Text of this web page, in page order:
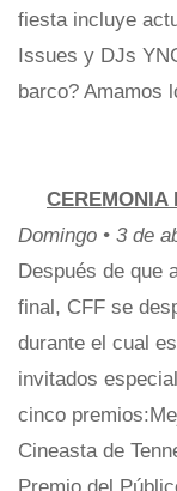
fiesta incluye
Issues y DJs
barco? Amamos
CEREMONIA
Domingo • 3 de
Después de que
final, CFF se
durante el cual
invitados
cinco
Cineasta de